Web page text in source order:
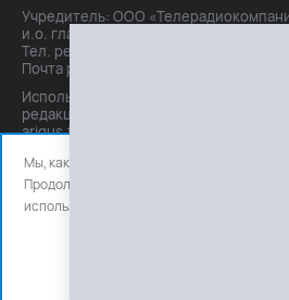
Учредитель: ООО
и.о. главного редактора: Маханова О.Б.
Тел. peдakции: +7(3012)21-30-14,
Почта peдakции: editor@arigus.tv
Использование материалов только
редакции. При цитировании прямая
arigus.tv обязательна.
Мы, как и все используем файлы cookie и
Продолжая использовать сайт, вы
использования